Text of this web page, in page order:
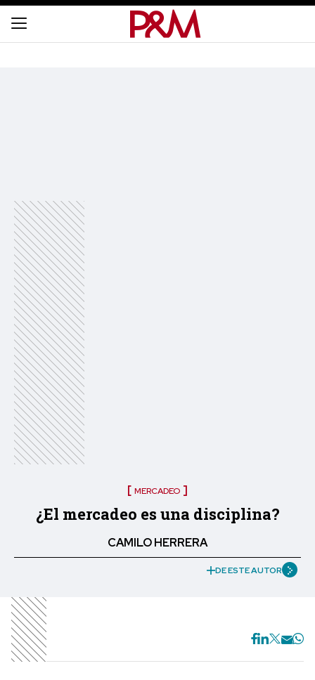
MERCADEO
¿El mercadeo es una disciplina?
CAMILO HERRERA
DE ESTE AUTOR